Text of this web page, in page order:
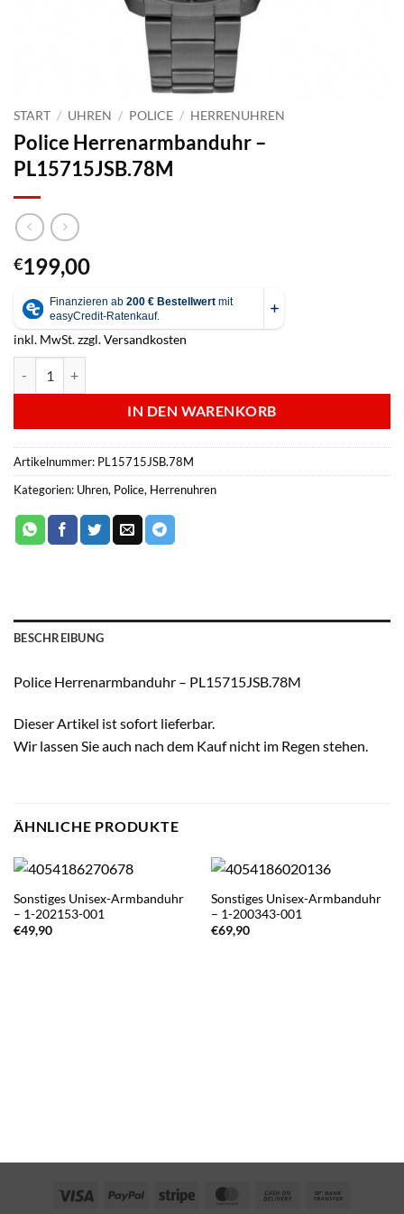
START / UHREN / POLICE / HERRENUHREN
Police Herrenarmbanduhr –
PL15715JSB.78M
€199,00
inkl. MwSt.zzgl.Versandkosten
IN DEN WARENKORB
Artikelnummer: PL15715JSB.78M
Kategorien: Uhren, Police, Herrenuhren
BESCHREIBUNG
Police Herrenarmbanduhr – PL15715JSB.78M
Dieser Artikel ist sofort lieferbar.
Wir lassen Sie auch nach dem Kauf nicht im Regen stehen.
ÄHNLICHE PRODUKTE
Sonstiges Unisex-Armbanduhr
– 1-202153-001
€49,90
Sonstiges Unisex-Armbanduhr
– 1-200343-001
€69,90
Visa PayPal Stripe MasterCardCash